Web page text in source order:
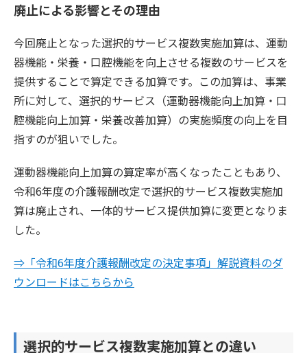
廃止による影響とその理由
今回廃止となった選択的サービス複数実施加算は、運動
器機能・栄養・口腔機能を向上させる複数のサービスを
提供することで算定できる加算です。この加算は、事業
所に対して、選択的サービス（運動器機能向上加算・口
腔機能向上加算・栄養改善加算）の実施頻度の向上を目
指すのが狙いでした。
運動器機能向上加算の算定率が高くなったこともあり、
令和6年度の介護報酬改定で選択的サービス複数実施加
算は廃止され、一体的サービス提供加算に変更となりま
した。
⇒「令和6年度介護報酬改定の決定事項」解説資料のダ
ウンロードはこちらから
選択的サービス複数実施加算との違い